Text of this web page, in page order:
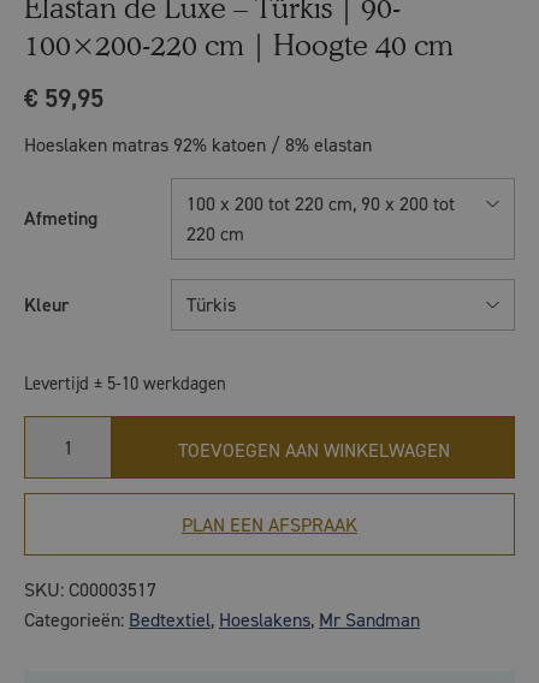
Elastan de Luxe – Türkis | 90-
100×200-220 cm | Hoogte 40 cm
€ 59,95
Hoeslaken matras 92% katoen / 8% elastan
Afmeting
100 x 200 tot 220 cm, 90 x 200 tot
220 cm
Kleur Türkis
Levertijd ± 5-10 werkdagen
TOEVOEGEN AAN WINKELWAGEN
PLAN EEN AFSPRAAK
SKU: C00003517
Categorieën: Bedtextiel, Hoeslakens, Mr Sandman